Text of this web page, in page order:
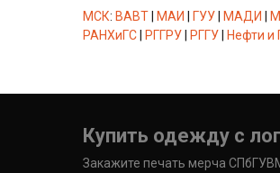
МСК: ВАВТ| МАИ | ГУУ| МАДИ |
РАНХиГС| РГГРУ| РГГУ| Нефти и
Купить одежду с
Закажите печать мерча